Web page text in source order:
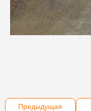
Предыдущая